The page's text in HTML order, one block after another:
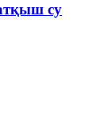
су